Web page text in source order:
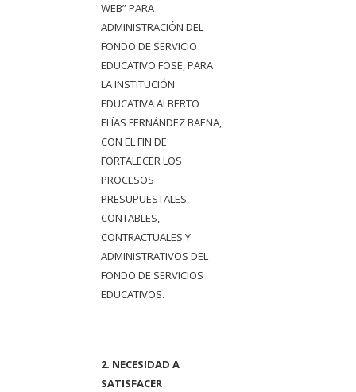
WEB” PARA
ADMINISTRACIÓN DEL
FONDO DE SERVICIO
EDUCATIVO FOSE, PARA
LA INSTITUCIÓN
EDUCATIVA ALBERTO
ELÍAS FERNÁNDEZ BAENA,
CON EL FIN DE
FORTALECER LOS
PROCESOS
PRESUPUESTALES,
CONTABLES,
CONTRACTUALES Y
ADMINISTRATIVOS DEL
FONDO DE SERVICIOS
EDUCATIVOS.
2. NECESIDAD A
SATISFACER